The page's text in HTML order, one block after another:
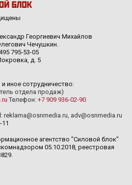
Георгиевич Михайлов
Чечушкин.
795-53-05
д. 5
иное сотрудничество:
отдела продаж)
Телефон: +7 909 936-02-90
reklama@osnmedia.ru adv@osnmedia.ru
11
агентство "Силовой блок"
05.10.2018, реестровая